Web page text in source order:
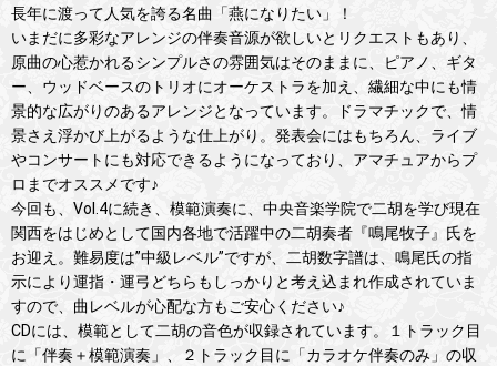
長年に渡って人気を誇る名曲「燕になりたい」！
いまだに多彩なアレンジの伴奏音源が欲しいとリクエストもあり、
原曲の心惹かれるシンプルさの雰囲気はそのままに、ピアノ、ギタ
ー、ウッドベースのトリオにオーケストラを加え、繊細な中にも情
景的な広がりのあるアレンジとなっています。ドラマチックで、情
景さえ浮かび上がるような仕上がり。発表会にはもちろん、ライブ
やコンサートにも対応できるようになっており、アマチュアからプ
ロまでオススメです♪
今回も、Vol.4に続き、模範演奏に、中央音楽学院で二胡を学び現在
関西をはじめとして国内各地で活躍中の二胡奏者『鳴尾牧子』氏を
お迎え。難易度は”中級レベル”ですが、二胡数字譜は、鳴尾氏の指
示により運指・運弓どちらもしっかりと考え込まれ作成されていま
すので、曲レベルが心配な方もご安心ください♪
CDには、模範として二胡の音色が収録されています。１トラック目
に「伴奏＋模範演奏」、２トラック目に「カラオケ伴奏のみ」の収